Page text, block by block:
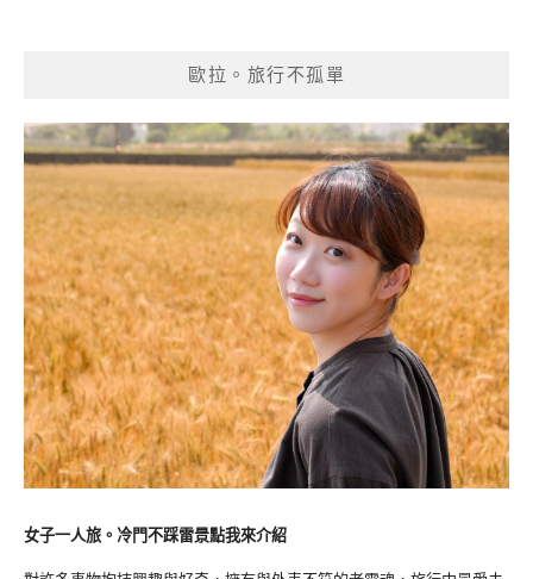
歐拉。旅行不孤單
女子一人旅。冷門不踩雷景點我來介紹